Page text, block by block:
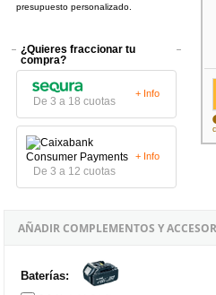
presupuesto personalizado.
¿Quieres fraccionar tu
compra?
De 3 a 18 cuotas
+ Info
De 3 a 12 cuotas
+ Info
AÑADIR COMPLEMENTOS Y
Baterías: